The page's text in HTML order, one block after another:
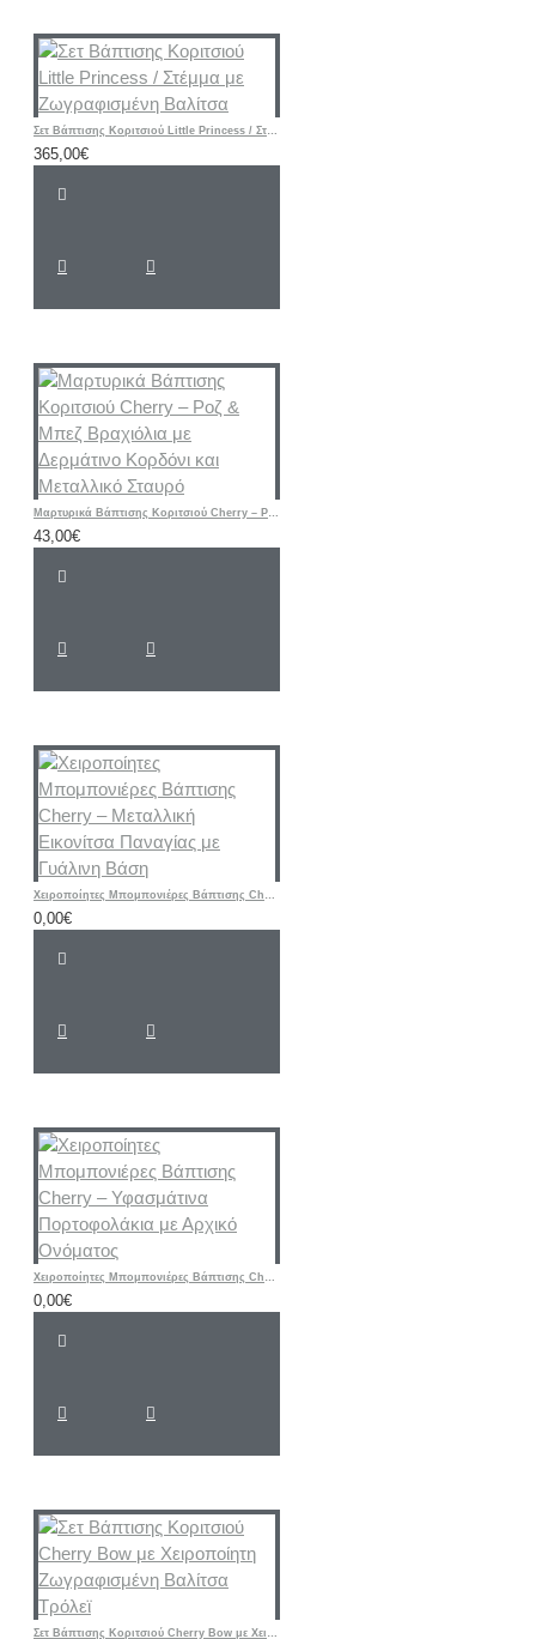
Σετ Βάπτισης Κοριτσιού Little Princess / Στέμμα με Ζωγραφισμένη Βαλίτσα
365,00€
Μαρτυρικά Βάπτισης Κοριτσιού Cherry – Ροζ & Μπεζ Βραχιόλια με Δερμάτινο Κορδόνι και Μεταλλικό Σταυρό
43,00€
Χειροποίητες Μπομπονιέρες Βάπτισης Cherry – Μεταλλική Εικονίτσα Παναγίας με Γυάλινη Βάση
0,00€
Χειροποίητες Μπομπονιέρες Βάπτισης Cherry – Υφασμάτινα Πορτοφολάκια με Αρχικό Ονόματος
0,00€
Σετ Βάπτισης Κοριτσιού Cherry Bow με Χειροποίητη Ζωγραφισμένη Βαλίτσα Τρόλεϊ